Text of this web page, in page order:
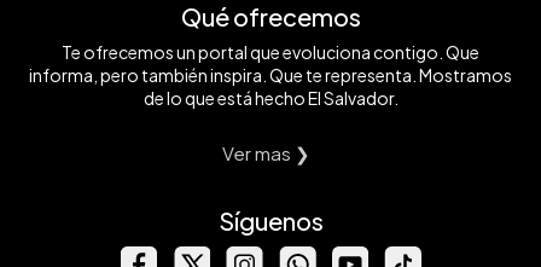
Qué ofrecemos
Te ofrecemos un portal que evoluciona contigo. Que
informa, pero también inspira. Que te representa. Mostramos
de lo que está hecho El Salvador.
Ver mas ❯
Síguenos